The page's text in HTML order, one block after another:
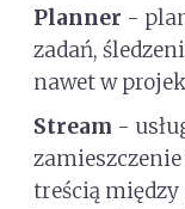
Planner -
zadań,
nawet w
Stream -
treścią